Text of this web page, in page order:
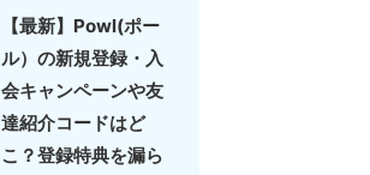
【最新】Powl(ポー
ル）の新規登録・入
会キャンペーンや友
達紹介コードはど
こ？登録特典を漏ら